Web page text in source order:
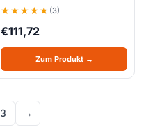
(3)
€111,72
Zum Produkt →
3 →